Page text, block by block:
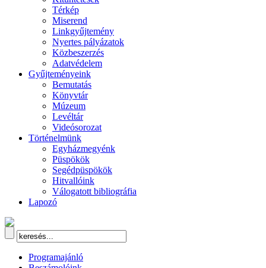
Térkép
Miserend
Linkgyűjtemény
Nyertes pályázatok
Közbeszerzés
Adatvédelem
Gyűjteményeink
Bemutatás
Könyvtár
Múzeum
Levéltár
Videósorozat
Történelmünk
Egyházmegyénk
Püspökök
Segédpüspökök
Hitvallóink
Válogatott bibliográfia
Lapozó
Programajánló